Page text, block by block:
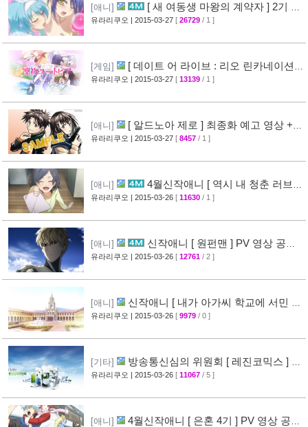
[애니]
[ 새 여동생 마왕의 계약자 ] 2기 제
작 결정 + 티저 영상 공개 [45]
유라리쿠오 | 2015-03-27 [ 26729 / 1 ]
[게임]
[ 데이트 어 라이브 : 리오 린카네이션 ]
PV 영상 공개 [36]
유라리쿠오 | 2015-03-27 [ 13139 / 1 ]
[애니]
[ 알드노아 제로 ] 최종화 예고 영상 +
만화 신작 발매 정보 [40]
유라리쿠오 | 2015-03-27 [ 8457 / 1 ]
[애니]
4월신작애니 [ 역시 내 청춘 러브코
메디는 잘못됐다 속 ] 2차 PV 영상 공개
유라리쿠오 | 2015-03-26 [ 11630 / 1 ]
[애니]
신작애니 [ 원펀맨 ] PV 영상 공개 (
onepunchman ) [49]
유라리쿠오 | 2015-03-26 [ 12761 / 2 ]
[애니]
신작애니 [ 내가 아가씨 학교에 서민 샘
플로 겟츠당한 사건 ] 티저 영상 공개
유라리쿠오 | 2015-03-26 [ 9979 / 0 ]
[기타]
방송통신심의 위원회 [ 레진코믹스 ] 접
속 차단 보류 소식 [51]
유라리쿠오 | 2015-03-26 [ 11067 / 5 ]
[애니]
4월신작애니 [ 은혼 4기 ] PV 영상 공